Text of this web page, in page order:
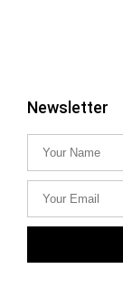
Newsletter